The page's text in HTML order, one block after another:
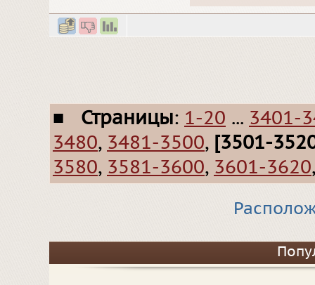
■ Страницы: 1-20 ... 3401-
3480, 3481-3500, [3501-
3580, 3581-3600, 3601-3620